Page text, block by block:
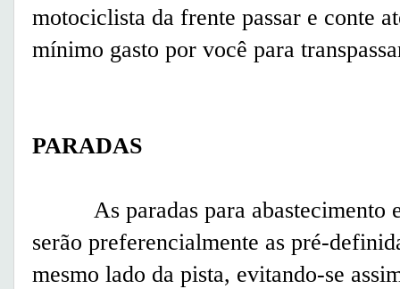
motociclista da frente passar e conte
mínimo gasto por você para
PARADAS
As paradas para abastecimento e
serão preferencialmente as pré-
mesmo lado da pista, evitando-se